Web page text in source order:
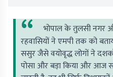
भोपाल के तुलसी नगर
रहवासियों ने एमपी तक को
ससुर जैसे वयोवृद्ध लोगों ने
पोसा और बड़ा किया और आज